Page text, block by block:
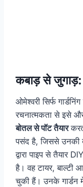
कबाड़ से
ओमेश्वरी सिर्फ
रचनात्मकता से इसे
बोतल से पॉट तैयार
पसंद है, जिससे उनकी
द्वारा पाइप से तैयार
है। वह टायर, बाल्टी
चुकी हैं। उनके गार्डन